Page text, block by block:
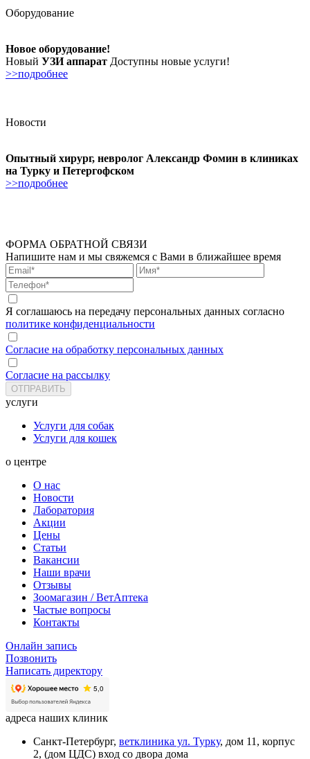
Оборудование
Новое оборудование!
Новый УЗИ аппарат Доступны новые услуги!
>>подробнее
Новости
Опытный хирург, невролог Александр Фомин в клиниках
на Турку и Петергофском
>>подробнее
ФОРМА ОБРАТНОЙ СВЯЗИ
Напишите нам и мы свяжемся с Вами в ближайшее время
Я соглашаюсь на передачу персональных данных согласно
политике конфиденциальности
Согласие на обработку персональных данных
Согласие на рассылку
услуги
Услуги для собак
Услуги для кошек
о центре
О нас
Новости
Лаборатория
Акции
Цены
Статьи
Вакансии
Наши врачи
Отзывы
Зоомагазин / ВетАптека
Частые вопросы
Контакты
Онлайн запись
Позвонить
Написать директору
адреса наших клиник
Санкт-Петербург, ветклиника ул. Турку, дом 11, корпус
2, (дом ЦДС) вход со двора дома